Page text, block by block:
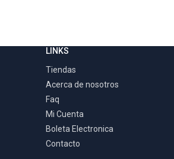
LINKS
Tiendas
Acerca de nosotros
Faq
Mi Cuenta
Boleta Electronica
Contacto